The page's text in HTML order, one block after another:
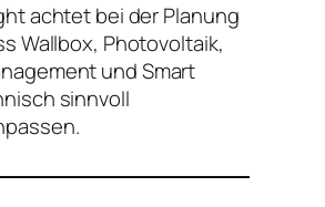
achtet bei der Planung
Wallbox, Photovoltaik,
und Smart
sinnvoll